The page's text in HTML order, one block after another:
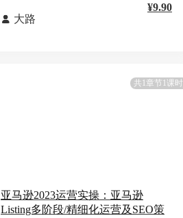
 大路
¥9.90
共1章节1课时
亚马逊2023运营实操：亚马逊
Listing多阶段/精细化运营及SEO策